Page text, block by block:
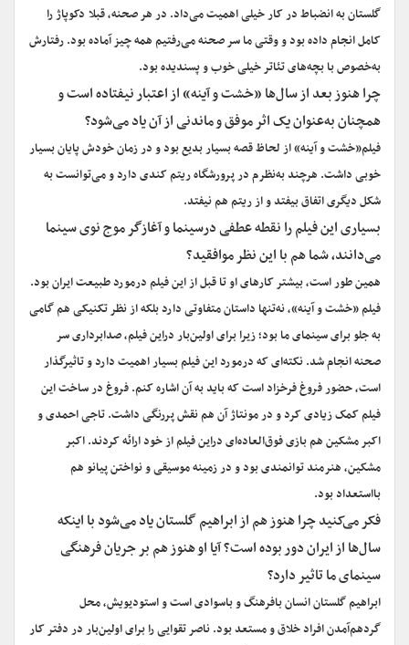
گلستان به انضباط در کار خیلی اهمیت می‌داد. در هر صحنه، قبلا دکوپاژ را
کامل انجام داده بود و وقتی ما سر صحنه می‌رفتیم همه چیز آماده بود. رفتارش
به‌خصوص با بچه‌های تئاتر خیلی خوب و پسندیده بود.
چرا هنوز بعد از سال‌ها «خشت و آینه» از اعتبار نیفتاده است و
همچنان به‌عنوان یک اثر موفق و ماندنی از آن یاد می‌شود؟
فیلم«خشت و آینه» از لحاظ قصه بسیار بدیع بود و در زمان خودش پایان بسیار
خوبی داشت. هرچند به‌نظرم در پرورشگاه ریتم کندی دارد و می‌توانست به
شکل دیگری اتفاق بیفتد و از ریتم هم نیفتد.
بسیاری این فیلم را نقطه عطفی درسینما و آغازگر موج نوی سینما
می‌دانند، شما هم با این نظر موافقید؟
همین طور است، بیشتر کارهای او تا قبل از این فیلم درمورد طبیعت ایران بود.
فیلم «خشت و آینه»، نه‌تنها داستان متفاوتی دارد بلکه از نظر تکنیکی هم گامی
به جلو برای سینمای ما بود؛ زیرا برای اولین‌بار دراین فیلم، صدابرداری سر
صحنه انجام شد. نکته‌ای که درمورد این فیلم بسیار اهمیت دارد و تاثیرگذار
است، حضور فروغ فرخزاد است که باید به آن اشاره کنم. فروغ در ساخت این
فیلم کمک زیادی کرد و در مونتاژ آن هم نقش پررنگی داشت. تاجی احمدی و
اکبر مشکین هم بازی فوق‌العاده‌ای دراین فیلم از خود ارائه کردند. اکبر
مشکین، هنرمند توانمندی بود و در زمینه موسیقی و نواختن پیانو هم
بااستعداد بود.
فکر می‌کنید چرا هنوز هم از ابراهیم گلستان یاد می‌شود با اینکه
سال‌ها از ایران دور بوده است؟ آیا او هنوز هم بر جریان فرهنگی
سینمای ما تاثیر دارد؟
ابراهیم گلستان انسان بافرهنگ و باسوادی است و استودیویش، محل
گردهم‌آمدن افراد خلاق و مستعد بود. ناصر تقوایی را برای اولین‌بار در دفتر کار